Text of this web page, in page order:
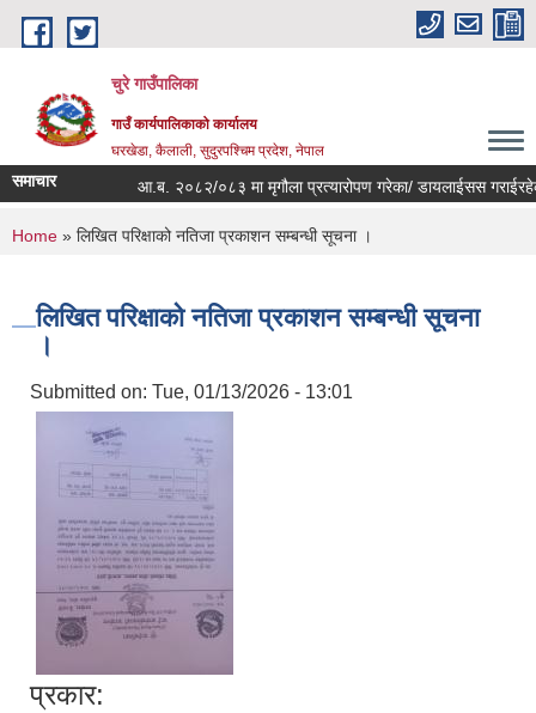
Skip to main content
चुरे गाउँपालिका
गाउँ कार्यपालिकाको कार्यालय
घरखेडा, कैलाली, सुदुरपश्चिम प्रदेश, नेपाल
समाचार आ.ब. २०८२/०८३ मा मृगौला प्रत्यारोपण गरेका/ डायलाईसस
You are here
Home » लिखित परिक्षाको नतिजा प्रकाशन सम्बन्धी सूचना ।
लिखित परिक्षाको नतिजा प्रकाशन सम्बन्धी सूचना
।
Submitted on: Tue, 01/13/2026 - 13:01
प्रकार: